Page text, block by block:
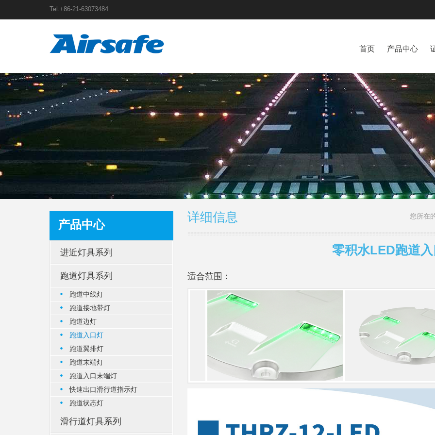
Tel:+86-21-63073484
首页 产品中心
产品中心
进近灯具系列
跑道灯具系列
跑道中线灯
跑道接地带灯
跑道边灯
跑道入口灯
跑道翼排灯
跑道末端灯
跑道入口末端灯
快速出口滑行道指示灯
跑道状态灯
滑行道灯具系列
详细信息 您所在
零积水LED跑道
适合范围：